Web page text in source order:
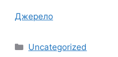
Джерело
Категорії
Uncategorized